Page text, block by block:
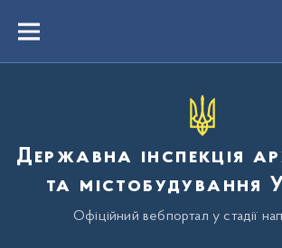
вмістуMenu
Державна інспекція
та містобудування
Офіційний вебпортал у стадії